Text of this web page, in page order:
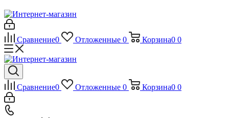
Сравнение0 Отложенные 0 Корзина0 0
Сравнение0 Отложенные 0 Корзина0 0